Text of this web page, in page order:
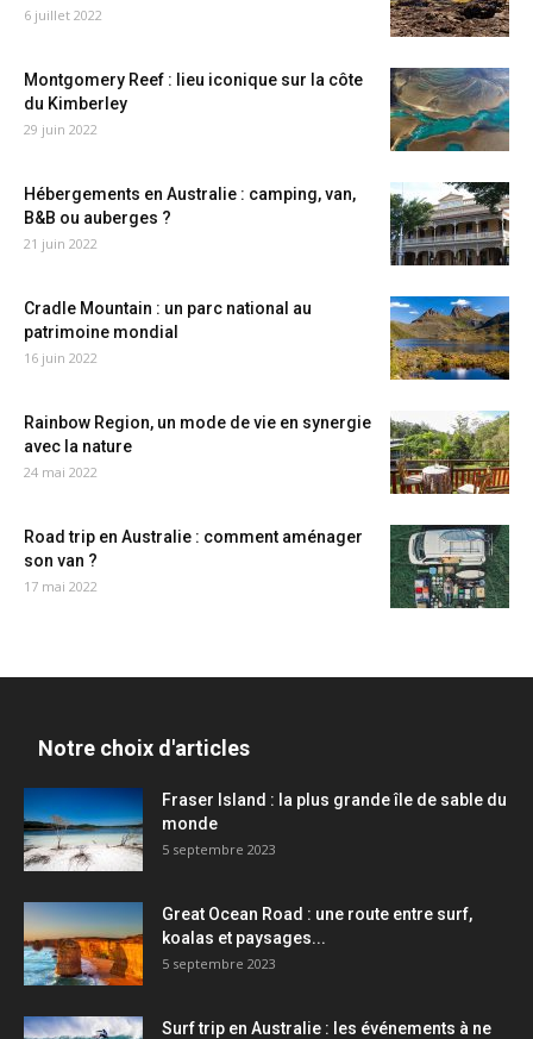
6 juillet 2022
Montgomery Reef : lieu iconique sur la côte
du Kimberley
29 juin 2022
Hébergements en Australie : camping, van,
B&B ou auberges ?
21 juin 2022
Cradle Mountain : un parc national au
patrimoine mondial
16 juin 2022
Rainbow Region, un mode de vie en synergie
avec la nature
24 mai 2022
Road trip en Australie : comment aménager
son van ?
17 mai 2022
Notre choix d'articles
Fraser Island : la plus grande île de sable du
monde
5 septembre 2023
Great Ocean Road : une route entre surf,
koalas et paysages...
5 septembre 2023
Surf trip en Australie : les événements à ne